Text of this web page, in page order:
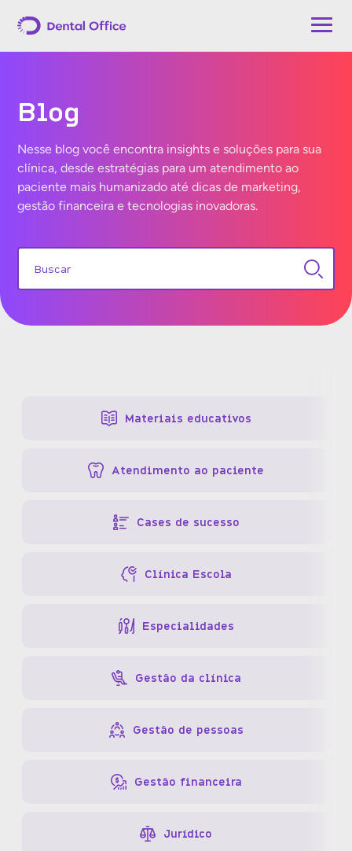
Blog
Nesse blog você encontra insights e soluções para sua
clínica, desde estratégias para um atendimento ao
paciente mais humanizado até dicas de marketing,
gestão financeira e tecnologias inovadoras.
Materiais educativos
Atendimento ao paciente
Cases de sucesso
Clínica Escola
Especialidades
Gestão da clínica
Gestão de pessoas
Gestão financeira
Jurídico